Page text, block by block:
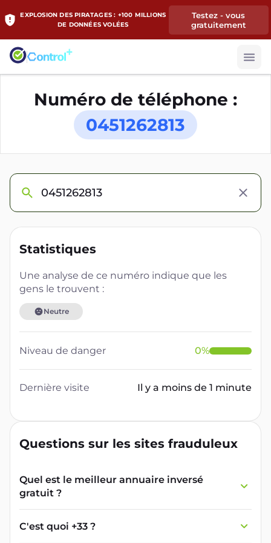
EXPLOSION DES PIRATAGES : +100 MILLIONS
DE DONNÉES VOLÉES
Testez - vous
gratuitement
Numéro de téléphone :
0451262813
Statistiques
Une analyse de ce numéro indique que les
gens le trouvent :
Neutre
Niveau de danger 0%
Dernière visite Il y a moins de 1 minute
Questions sur les sites frauduleux
Quel est le meilleur annuaire inversé
gratuit ?
France Verif inclut une fonctionnalité de
recherche de numéro inversée qui est efficace
et gratuite pour identifier les appelants
C'est quoi +33 ?
L'indicatif +33 est le code téléphonique